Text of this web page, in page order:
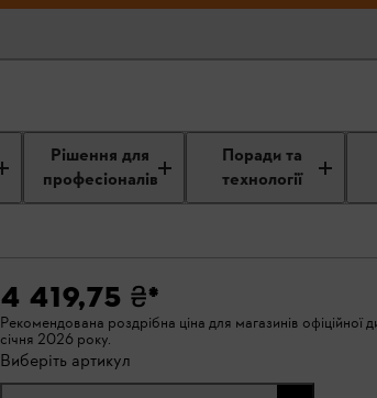
Рішення для
професіоналів
Поради та
технології
4 419,75 ₴*
Рекомендована роздрібна ціна для магазинів офіційної
січня 2026 року.
Виберіть артикул